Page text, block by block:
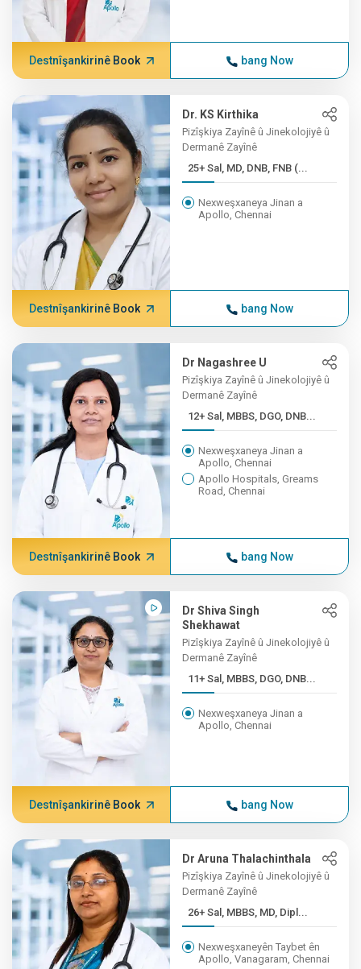
Destnîşankirinê Book bang Now
Dr. KS Kirthika
Pizîşkiya Zayînê û Jinekolojiyê û
Dermanê Zayînê
25+ Sal, MD, DNB, FNB (...
Nexweşxaneya Jinan a
Apollo, Chennai
Destnîşankirinê Book bang Now
Dr Nagashree U
Pizîşkiya Zayînê û Jinekolojiyê û
Dermanê Zayînê
12+ Sal, MBBS, DGO, DNB...
Nexweşxaneya Jinan a
Apollo, Chennai
Apollo Hospitals, Greams
Road, Chennai
Destnîşankirinê Book bang Now
Dr Shiva Singh
Shekhawat
Pizîşkiya Zayînê û Jinekolojiyê û
Dermanê Zayînê
11+ Sal, MBBS, DGO, DNB...
Nexweşxaneya Jinan a
Apollo, Chennai
Destnîşankirinê Book bang Now
Dr Aruna Thalachinthala
Pizîşkiya Zayînê û Jinekolojiyê û
Dermanê Zayînê
26+ Sal, MBBS, MD, Dipl...
Nexweşxaneyên Taybet ên
Apollo, Vanagaram, Chennai